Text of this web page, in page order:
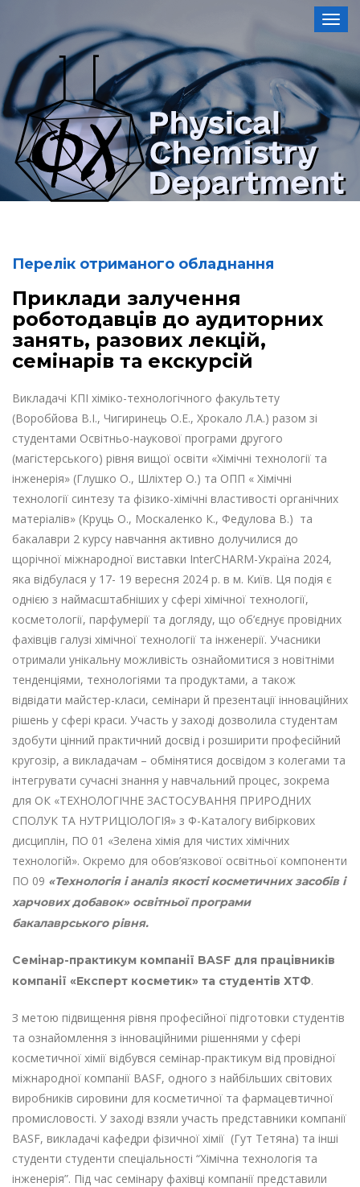
Перелік отриманого обладнання
Приклади залучення
роботодавців до аудиторних
занять, разових лекцій,
семінарів та екскурсій
Викладачі КПІ хіміко-технологічного факультету
(Воробйова В.І., Чигиринець О.Е., Хрокало Л.А.) разом зі
студентами Освітньо-наукової програми другого
(магістерського) рівня вищої освіти «Хімічні технології та
інженерія» (Глушко О., Шліхтер О.) та ОПП « Хімічні
технології синтезу та фізико-хімічні властивості органічних
матеріалів» (Круць О., Москаленко К., Федулова В.) та
бакалаври 2 курсу навчання активно долучилися до
щорічної міжнародної виставки InterCHARM-Україна 2024,
яка відбулася у 17- 19 вересня 2024 р. в м. Київ. Ця подія є
однією з наймасштабніших у сфері хімічної технології,
косметології, парфумерії та догляду, що об’єднує провідних
фахівців галузі хімічної технології та інженерії. Учасники
отримали унікальну можливість ознайомитися з новітніми
тенденціями, технологіями та продуктами, а також
відвідати майстер-класи, семінари й презентації інноваційних
рішень у сфері краси. Участь у заході дозволила студентам
здобути цінний практичний досвід і розширити професійний
кругозір, а викладачам – обмінятися досвідом з колегами та
інтегрувати сучасні знання у навчальний процес, зокрема
для ОК «ТЕХНОЛОГІЧНЕ ЗАСТОСУВАННЯ ПРИРОДНИХ
СПОЛУК ТА НУТРИЦІОЛОГІЯ» з Ф-Каталогу вибіркових
дисциплін, ПО 01 «Зелена хімія для чистих хімічних
технологій». Окремо для обов’язкової освітньої компоненти
ПО 09 «Технологія і аналіз якості косметичних засобів і
харчових добавок» освітньої програми
бакалаврського рівня.
Семінар-практикум компанії BASF для працівників
компанії «Експерт косметик» та студентів ХТФ.
З метою підвищення рівня професійної підготовки студентів
та ознайомлення з інноваційними рішеннями у сфері
косметичної хімії відбувся семінар-практикум від провідної
міжнародної компанії BASF, одного з найбільших світових
виробників сировини для косметичної та фармацевтичної
промисловості. У заході взяли участь представники компанії
BASF, викладачі кафедри фізичної хімії (Гут Тетяна) та інші
студенти студенти спеціальності “Хімічна технологія та
інженерія”. Під час семінару фахівці компанії представили